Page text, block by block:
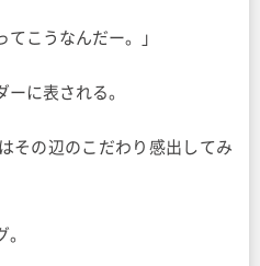
てこうなんだー。」
に表される。
その辺のこだわり感出してみ